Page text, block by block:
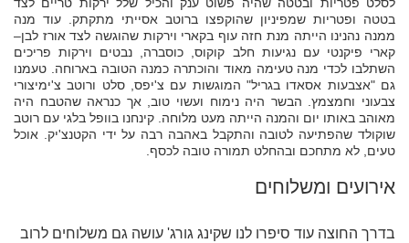
בטטה ופטריות שמפיניון שהוקפצו ברוטב אסייתי מתקתק. עוד מנה
ממנה נהנינו הייתה מנת חזה עוף בקארי וירקות שהוגשה לצד אורז לבן–
קארי פיקנטי עם נגיעות חלב קוקוס, כוסברה, נבטים וירקות פריכים
השתלבו לכדי מנה טעימה מאוד והוכתרה כמנה הטובה בארוחה. טעמנו
גם "אצבעות אסאדו בגריל" המוגשות עם צ'יפס, סלט ורוטב צ'ימיצורי
צבעוני וחמצמץ. הבשר היה נימוח ועשוי טוב, אך כנראה שהטבח היה
מאוהב באותו יום והמנה הייתה מעט מלוחה. קינחנו בוופל בלגי עם רוטב
שוקולד שהפתיעה לטובה והתקבל באהבה רבה על ידי הקטנצ'יק. אוכל
טעים, לא מתחכם ובהחלט תמורה טובה לכסף.
אירועים ומשלוחים
בדרך החוצה עוד סיפרו לנו שקינג גורג' עושה גם משלוחים לרוב